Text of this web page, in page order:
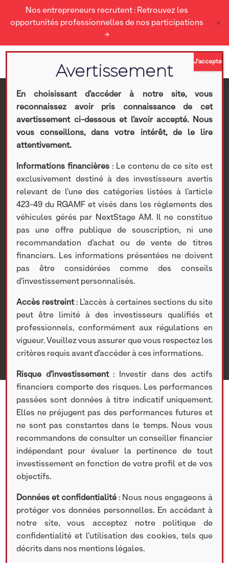
Nos entrepreneurs recrutent : Retrouvez les
opportunités professionnelles de nos participations
→
×
Le Private Equity est à
l’honneur dans le Hors-
Série « Gestion de
Patrimoine » co-produit
par Challenges et Club
Patrimoine
Nextstage AM >Actualités Nextstage AM
participations
> Investissements non cotés> Actualités
Le Private Equity est à l’honneur dans le Hors-Série «
Gestion de Patrimoine » co-produit par Challenges et
ACTUALITÉS
En choisissant d’accéder à notre site, vous
reconnaissez avoir pris connaissance de cet
avertissement ci-dessous et l’avoir accepté. Nous
vous conseillons, dans votre intérêt, de le lire
attentivement.
Informations financières : Le contenu de ce site est
exclusivement destiné à des investisseurs avertis
relevant de l’une des catégories listées à l’article
423-49 du RGAMF et visés dans les règlements des
véhicules gérés par NextStage AM. Il ne constitue
pas une offre publique de souscription, ni une
recommandation d’achat ou de vente de titres
financiers. Les informations présentées ne doivent
pas être considérées comme des conseils
d’investissement personnalisés.
Accès restreint: L’accès à certaines sections du site
peut être limité à des investisseurs qualifiés et
professionnels, conformément aux régulations en
vigueur. Veuillez vous assurer que vous respectez les
critères requis avant d’accéder à ces informations.
Risque d’investissement: Investir dans des actifs
financiers comporte des risques. Les performances
passées sont données à titre indicatif uniquement.
Elles ne préjugent pas des performances futures et
ne sont pas constantes dans le temps. Nous vous
recommandons de consulter un conseiller financier
indépendant pour évaluer la pertinence de tout
investissement en fonction de votre profil et de vos
objectifs.
Données et confidentialité : Nous nous engageons à
protéger vos données personnelles. En accédant à
notre site, vous acceptez notre politique de
confidentialité et l’utilisation des cookies, tels que
décrits dans nos mentions légales.